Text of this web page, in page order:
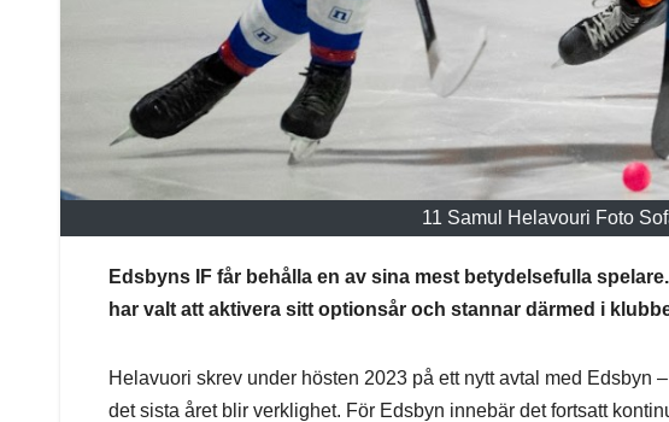
11 Samul Helavouri Foto
Edsbyns IF får behålla en av sina mest betydelsefulla
har valt att aktivera sitt optionsår och stannar därmed i
Helavuori skrev under hösten 2023 på ett nytt avtal med Edsbyn
det sista året blir verklighet. För Edsbyn innebär det fortsatt